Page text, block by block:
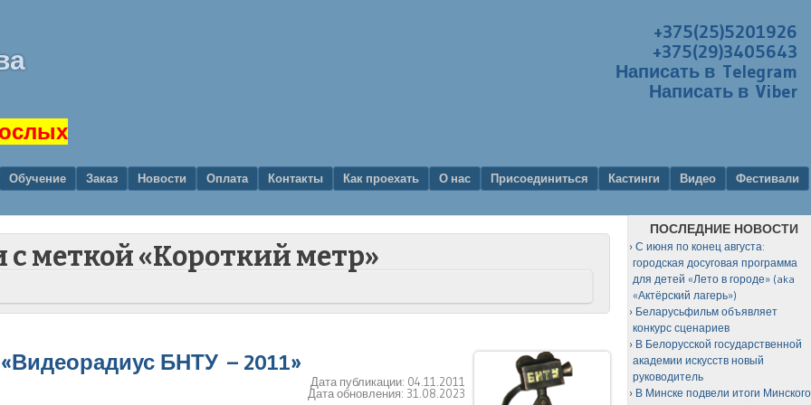
+375(25)5201926
+375(29)3405643
Написать в Telegram
Написать в Viber
Обучение Заказ Новости Оплата Контакты Как проехать О нас Присоединиться Кастинги Видео
Фестивали
с меткой «Короткий метр»
БНТУ – 2011»
Дата публикации: 04.11.2011
Дата обновления: 31.08.2023
ПОСЛЕДНИЕ НОВОСТИ
С июня по конец августа:
городская досуговая программа
для детей «Лето в городе» (aka
«Актёрский лагерь»)
Беларусьфильм объявляет
конкурс сценариев
В Белорусской государственной
академии искусств новый
руководитель
В Минске подвели итоги Минского